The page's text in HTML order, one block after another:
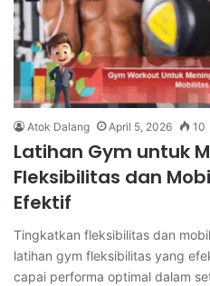
Atok Dalang April 5, 2026 10
Latihan Gym untuk
Fleksibilitas dan
Efektif
Tingkatkan fleksibilitas dan
latihan gym fleksibilitas yang
capai performa optimal dalam